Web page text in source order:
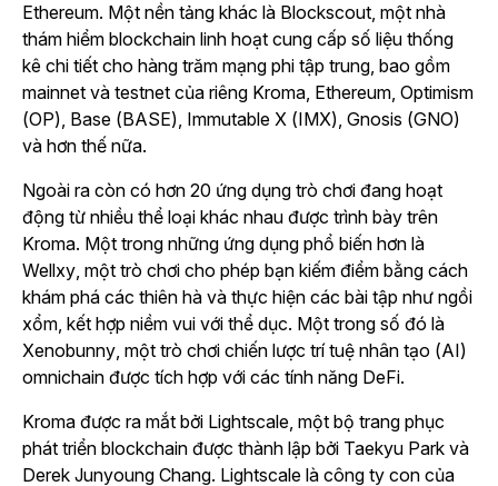
Ethereum. Một nền tảng khác là Blockscout, một nhà
thám hiểm blockchain linh hoạt cung cấp số liệu thống
kê chi tiết cho hàng trăm mạng phi tập trung, bao gồm
mainnet và testnet của riêng Kroma, Ethereum, Optimism
(OP), Base (BASE), Immutable X (IMX), Gnosis (GNO)
và hơn thế nữa.
Ngoài ra còn có hơn 20 ứng dụng trò chơi đang hoạt
động từ nhiều thể loại khác nhau được trình bày trên
Kroma. Một trong những ứng dụng phổ biến hơn là
Wellxy, một trò chơi cho phép bạn kiếm điểm bằng cách
khám phá các thiên hà và thực hiện các bài tập như ngồi
xổm, kết hợp niềm vui với thể dục. Một trong số đó là
Xenobunny, một trò chơi chiến lược trí tuệ nhân tạo (AI)
omnichain được tích hợp với các tính năng DeFi.
Kroma được ra mắt bởi Lightscale, một bộ trang phục
phát triển blockchain được thành lập bởi Taekyu Park và
Derek Junyoung Chang. Lightscale là công ty con của